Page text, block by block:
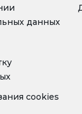
данных
cookies